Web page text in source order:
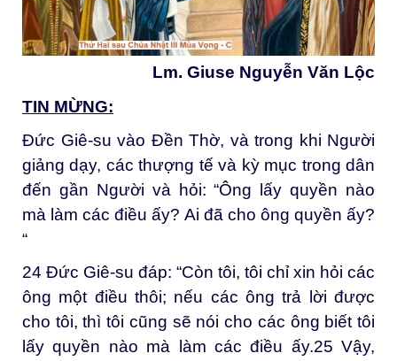
Lm. Giuse Nguyễn Văn Lộc
TIN MỪNG:
Đức Giê-su vào Đền Thờ, và trong khi Người
giảng dạy, các thượng tế và kỳ mục trong dân
đến gần Người và hỏi: “Ông lấy quyền nào
mà làm các điều ấy? Ai đã cho ông quyền ấy?
“
24 Đức Giê-su đáp: “Còn tôi, tôi chỉ xin hỏi các
ông một điều thôi; nếu các ông trả lời được
cho tôi, thì tôi cũng sẽ nói cho các ông biết tôi
lấy quyền nào mà làm các điều ấy.25 Vậy,